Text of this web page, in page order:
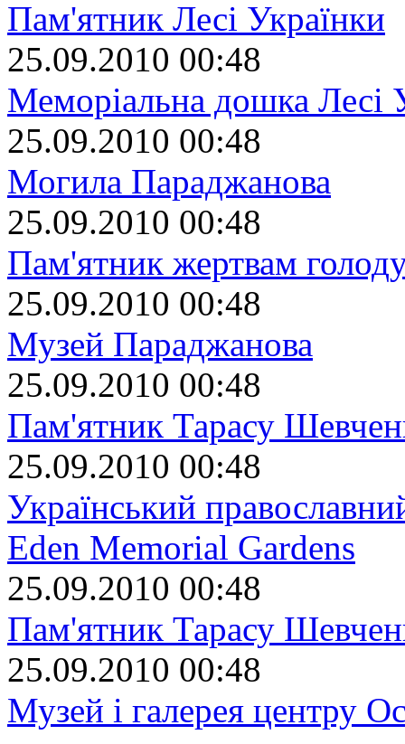
Пам'ятник Лесі Українки
25.09.2010 00:48
Меморіальна дошка Лесі
25.09.2010 00:48
Могила Параджанова
25.09.2010 00:48
Пам'ятник жертвам
25.09.2010 00:48
Музей Параджанова
25.09.2010 00:48
Пам'ятник Тарасу
25.09.2010 00:48
Український
Eden Memorial Gardens
25.09.2010 00:48
Пам'ятник Тарасу
25.09.2010 00:48
Музей і галерея центру